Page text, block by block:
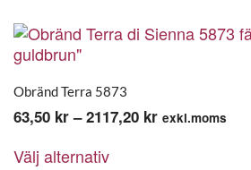
produktsidan
har
De
olika
alternativen
kan
Obränd Terra 5873
63,50 kr – 2117,20 krPrisintervall:
exkl.moms
Välj alternativhär